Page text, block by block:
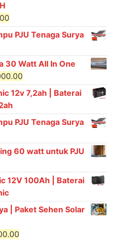
price
Rp450,000.00.
PJU Tenaga Surya
30 Watt All In One
price
Rp4,550,000.00.
12v 7,2ah | Baterai
PJU Tenaga Surya
60 watt untuk PJU
12V 100Ah | Baterai
| Paket Sehen Solar